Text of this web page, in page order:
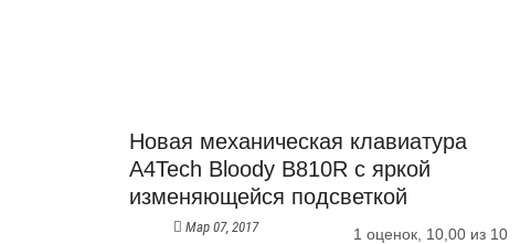
Новая механическая клавиатура
A4Tech Bloody B810R с яркой
изменяющейся подсветкой
1 оценок, 10,00 из 10
Мар 07, 2017